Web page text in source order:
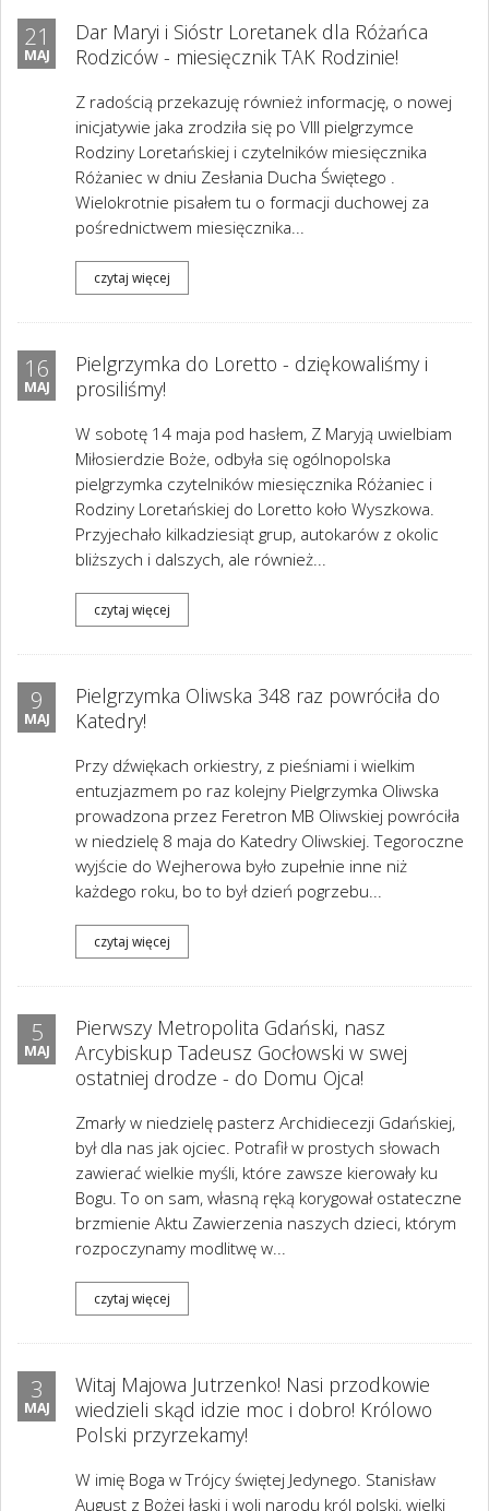
21
MAJ
Dar Maryi i Sióstr Loretanek dla Różańca
Rodziców - miesięcznik TAK Rodzinie!
Z radością przekazuję również informację, o nowej
inicjatywie jaka zrodziła się po VIII pielgrzymce
Rodziny Loretańskiej i czytelników miesięcznika
Różaniec w dniu Zesłania Ducha Świętego .
Wielokrotnie pisałem tu o formacji duchowej za
pośrednictwem miesięcznika...
czytaj więcej
16
MAJ
Pielgrzymka do Loretto - dziękowaliśmy i
prosiliśmy!
W sobotę 14 maja pod hasłem, Z Maryją uwielbiam
Miłosierdzie Boże, odbyła się ogólnopolska
pielgrzymka czytelników miesięcznika Różaniec i
Rodziny Loretańskiej do Loretto koło Wyszkowa.
Przyjechało kilkadziesiąt grup, autokarów z okolic
bliższych i dalszych, ale również...
czytaj więcej
9
MAJ
Pielgrzymka Oliwska 348 raz powróciła do
Katedry!
Przy dźwiękach orkiestry, z pieśniami i wielkim
entuzjazmem po raz kolejny Pielgrzymka Oliwska
prowadzona przez Feretron MB Oliwskiej powróciła
w niedzielę 8 maja do Katedry Oliwskiej. Tegoroczne
wyjście do Wejherowa było zupełnie inne niż
każdego roku, bo to był dzień pogrzebu...
czytaj więcej
5
MAJ
Pierwszy Metropolita Gdański, nasz
Arcybiskup Tadeusz Gocłowski w swej
ostatniej drodze - do Domu Ojca!
Zmarły w niedzielę pasterz Archidiecezji Gdańskiej,
był dla nas jak ojciec. Potrafił w prostych słowach
zawierać wielkie myśli, które zawsze kierowały ku
Bogu. To on sam, własną ręką korygował ostateczne
brzmienie Aktu Zawierzenia naszych dzieci, którym
rozpoczynamy modlitwę w...
czytaj więcej
3
MAJ
Witaj Majowa Jutrzenko! Nasi przodkowie
wiedzieli skąd idzie moc i dobro! Królowo
Polski przyrzekamy!
W imię Boga w Trójcy świętej Jedynego. Stanisław
August z Bożej łaski i woli narodu król polski, wielki